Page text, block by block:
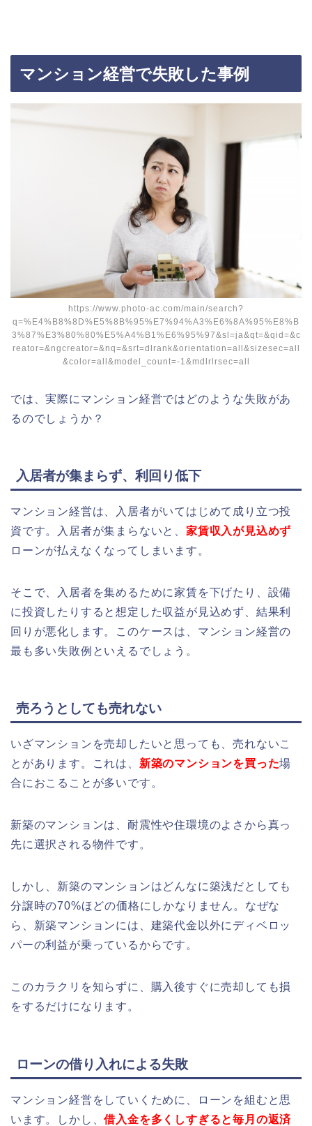
マンション経営で失敗した事例
https://www.photo-ac.com/main/search?
q=%E4%B8%8D%E5%8B%95%E7%94%A3%E6%8A%95%E8%B
3%87%E3%80%80%E5%A4%B1%E6%95%97&sl=ja&qt=&qid=&c
reator=&ngcreator=&nq=&srt=dlrank&orientation=all&sizesec=all
&color=all&model_count=-1&mdlrlrsec=all
では、実際にマンション経営ではどのような失敗があ
るのでしょうか？
入居者が集まらず、利回り低下
マンション経営は、入居者がいてはじめて成り立つ投
資です。入居者が集まらないと、 家賃収入が見込めず
ローンが払えなくなってしまいます。
そこで、入居者を集めるために家賃を下げたり、設備
に投資したりすると想定した収益が見込めず、結果利
回りが悪化します。このケースは、マンション経営の
最も多い失敗例といえるでしょう。
売ろうとしても売れない
いざマンションを売却したいと思っても、売れないこ
とがあります。これは、 新築のマンションを買った場
合におこることが多いです。
新築のマンションは、耐震性や住環境のよさから真っ
先に選択される物件です。
しかし、新築のマンションはどんなに築浅だとしても
分譲時の70%ほどの価格にしかなりません。なぜな
ら、新築マンションには、建築代金以外にディベロッ
パーの利益が乗っているからです。
このカラクリを知らずに、購入後すぐに売却しても損
をするだけになります。
ローンの借り入れによる失敗
マンション経営をしていくために、ローンを組むと思
います。しかし、借入金を多くしすぎると毎月の返済